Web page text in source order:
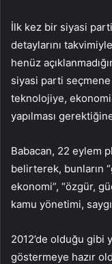
İlk kez bir siyasi
detaylarını
henüz
siyasi parti
teknolojiye,
yapılması
Babacan, 22 eylem
belirterek, bunların
ekonomi”, “özgür,
kamu yönetimi,
2012’de olduğu gibi
göstermeye hazır